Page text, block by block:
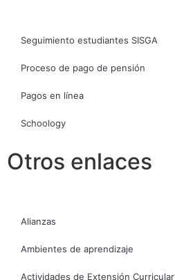
Seguimiento estudiantes SISGA
Proceso de pago de pensión
Pagos en línea
Schoology
Otros enlaces
Alianzas
Ambientes de aprendizaje
Actividades de Extensión Curricular